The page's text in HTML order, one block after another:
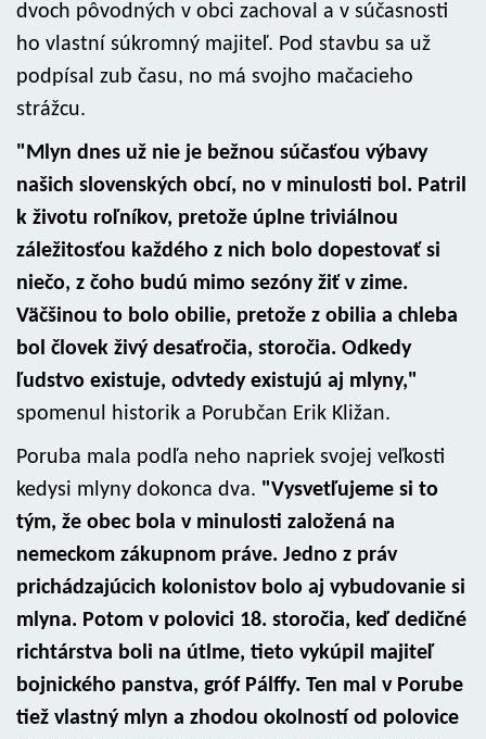
dvoch pôvodných v obci zachoval a v súčasnosti
ho vlastní súkromný majiteľ. Pod stavbu sa už
podpísal zub času, no má svojho mačacieho
strážcu.
"Mlyn dnes už nie je bežnou súčasťou výbavy
našich slovenských obcí, no v minulosti bol. Patril
k životu roľníkov, pretože úplne triviálnou
záležitosťou každého z nich bolo dopestovať si
niečo, z čoho budú mimo sezóny žiť v zime.
Väčšinou to bolo obilie, pretože z obilia a chleba
bol človek živý desaťročia, storočia. Odkedy
ľudstvo existuje, odvtedy existujú aj mlyny,"
spomenul historik a Porubčan Erik Kližan.
Poruba mala podľa neho napriek svojej veľkosti
kedysi mlyny dokonca dva. "Vysvetľujeme si to
tým, že obec bola v minulosti založená na
nemeckom zákupnom práve. Jedno z práv
prichádzajúcich kolonistov bolo aj vybudovanie si
mlyna. Potom v polovici 18. storočia, keď dedičné
richtárstva boli na útlme, tieto vykúpil majiteľ
bojnického panstva, gróf Pálffy. Ten mal v Porube
tiež vlastný mlyn a zhodou okolností od polovice